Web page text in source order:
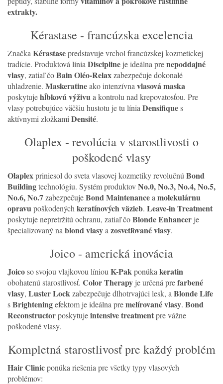
extrakty.
Kérastase - francúzska excelencia
Značka Kérastasepredstavuje vrchol francúzskej kozmetickej
tradície. Produktová línia Discipline je ideálna prenepoddajné
vlasy, zatiaľ čoBain Oléo-Relaxzabezpečuje dokonalé
uhladzenie. Maskeratineako intenzívna vlasová maska
poskytujehĺbkovú výživua kontrolu nad krepovatosťou. Pre
vlasy potrebujúce väčšiu hustotu je tu línia Densifiques
aktívnymi zložkami Densité.
Olaplex - revolúcia v starostlivosti o
poškodené vlasy
Olaplexpriniesol do sveta vlasovej kozmetiky revolučnú Bond
Buildingtechnológiu. Systém produktovNo.0, No.3, No.4, No.5,
No.6, No.7zabezpečujeBond Maintenancea molekulárnu
opravupoškodených keratínových väzieb. Leave-in Treatment
poskytuje nepretržitú ochranu, zatiaľ čoBlonde Enhancer je
špecializovaný na blond vlasya zosvetľované vlasy.
Joico - americká inovácia
Joicoso svojou vlajkovou líniou K-Pakponúka keratin
obohatenú starostlivosť. Color Therapy je určená prefarbené
vlasy, Luster Lockzabezpečuje dlhotrvajúci lesk, a Blonde Life
sBrighteningefektom je ideálna premelírované vlasy. Bond
Reconstructorposkytujeintensive treatmentpre vážne
poškodené vlasy.
Kompletná starostlivosť pre každý problém
Hair Clinicponúka riešenia pre všetky typy vlasových
problémov: